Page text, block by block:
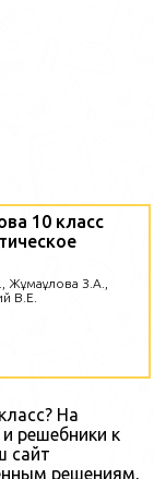
10 класс
З.А.,
В.Е.
На
решебники к
сайт
решениям,